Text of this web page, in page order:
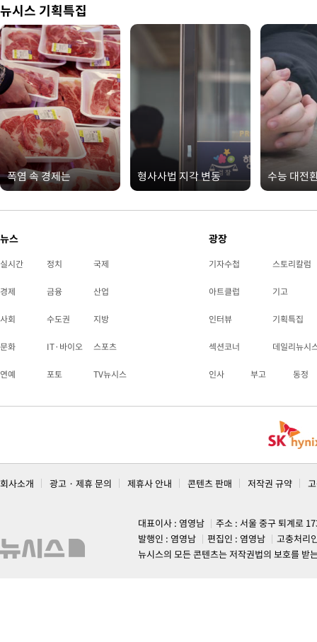
뉴시스 기획특집
폭염 속 경제는 형사사법 지각 변동 수능 대전
뉴스
실시간 정치 국제
경제 금융 산업
사회 수도권 지방
문화 IT·바이오 스포츠
연예 포토 TV뉴시스
광장
기자수첩 스토리칼럼
아트클럽 기고
인터뷰 기획특집
섹션코너 데일리뉴시
인사 부고 동정
회사소개 광고 · 제휴 문의 제휴사 안내 콘텐츠 판매 저작권 규약
대표이사 : 염영남
주소 : 서울 중구 퇴계로
발행인 : 염영남
편집인 : 염영남
고충처리
뉴시스의 모든 콘텐츠는 저작권법의 보호를